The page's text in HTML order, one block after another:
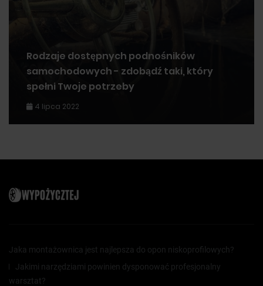
Rodzaje dostępnych podnośników
samochodowych - zdobądź taki, który
spełni Twoje potrzeby
4 lipca 2022
Jaka montażownica jest najlepsza do opon niskoprofilowych?
Jakimi narzędziami powinien dysponować profesjonalny
warsztat?